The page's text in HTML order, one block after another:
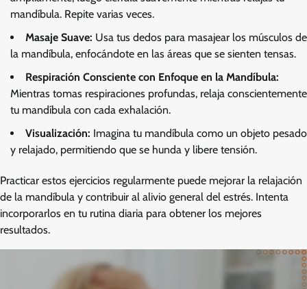
mandíbula. Repite varias veces.
Masaje Suave: Usa tus dedos para masajear los músculos de
la mandíbula, enfocándote en las áreas que se sienten tensas.
Respiración Consciente con Enfoque en la Mandíbula:
Mientras tomas respiraciones profundas, relaja conscientemente
tu mandíbula con cada exhalación.
Visualización: Imagina tu mandíbula como un objeto pesado
y relajado, permitiendo que se hunda y libere tensión.
Practicar estos ejercicios regularmente puede mejorar la relajación
de la mandíbula y contribuir al alivio general del estrés. Intenta
incorporarlos en tu rutina diaria para obtener los mejores
resultados.